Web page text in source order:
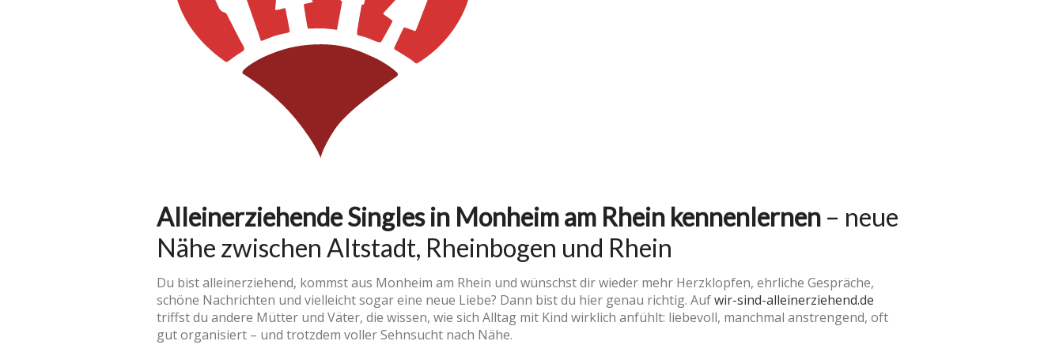
Alleinerziehende Singles in Monheim am Rhein kennenlernen – neue
Nähe zwischen Altstadt, Rheinbogen und Rhein
Du bist alleinerziehend, kommst aus Monheim am Rhein und wünschst dir wieder mehr Herzklopfen, ehrliche Gespräche,
schöne Nachrichten und vielleicht sogar eine neue Liebe? Dann bist du hier genau richtig. Aufwir-sind-alleinerziehend.de
triffst du andere Mütter und Väter, die wissen, wie sich Alltag mit Kind wirklich anfühlt: liebevoll, manchmal anstrengend, oft
gut organisiert – und trotzdem voller Sehnsucht nach Nähe.